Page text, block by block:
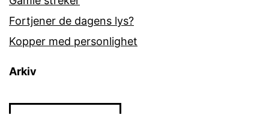
Fortjener de dagens lys?
Kopper med personlighet
Arkiv